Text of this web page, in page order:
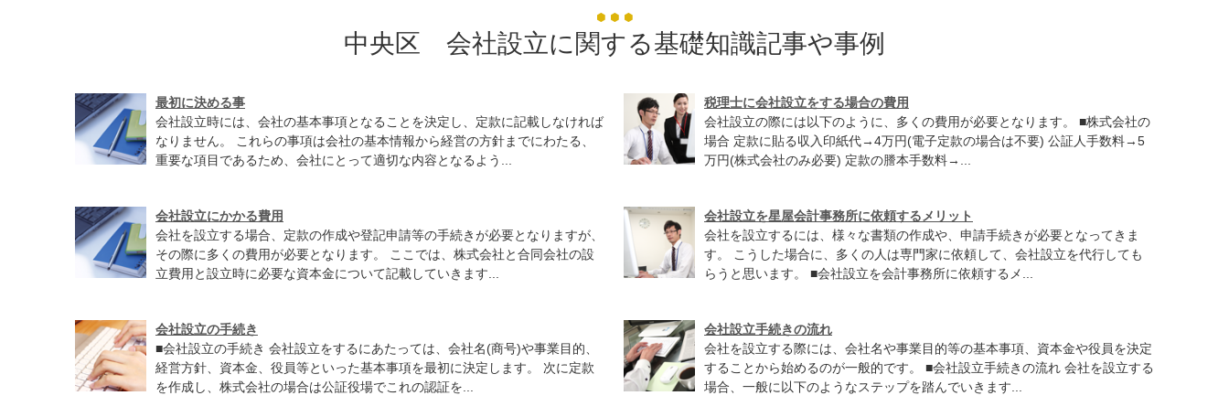
中央区 会社設立に関する基礎知識記事や事例
最初に決める事
会社設立時には、会社の基本事項となることを決定し、定款に記載しなければ
なりません。 これらの事項は会社の基本情報から経営の方針までにわたる、
重要な項目であるため、会社にとって適切な内容となるよう...
税理士に会社設立をする場合の費用
会社設立の際には以下のように、多くの費用が必要となります。 ■株式会社の
場合 定款に貼る収入印紙代→4万円(電子定款の場合は不要) 公証人手数料→5
万円(株式会社のみ必要) 定款の謄本手数料→...
会社設立にかかる費用
会社を設立する場合、定款の作成や登記申請等の手続きが必要となりますが、
その際に多くの費用が必要となります。 ここでは、株式会社と合同会社の設
立費用と設立時に必要な資本金について記載していきます...
会社設立を星屋会計事務所に依頼するメリット
会社を設立するには、様々な書類の作成や、申請手続きが必要となってきま
す。 こうした場合に、多くの人は専門家に依頼して、会社設立を代行しても
らうと思います。 ■会社設立を会計事務所に依頼するメ...
会社設立の手続き
■会社設立の手続き 会社設立をするにあたっては、会社名(商号)や事業目的、
経営方針、資本金、役員等といった基本事項を最初に決定します。 次に定款
を作成し、株式会社の場合は公証役場でこれの認証を...
会社設立手続きの流れ
会社を設立する際には、会社名や事業目的等の基本事項、資本金や役員を決定
することから始めるのが一般的です。 ■会社設立手続きの流れ 会社を設立する
場合、一般に以下のようなステップを踏んでいきます...